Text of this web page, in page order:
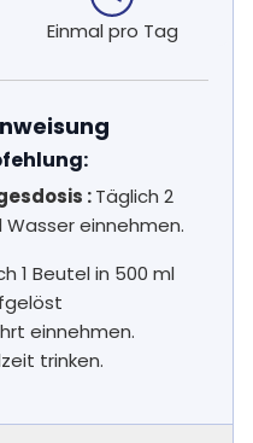
Einmal pro Tag
:Täglich 2
einnehmen.
1 Beutel in 500 ml
einnehmen.
trinken.